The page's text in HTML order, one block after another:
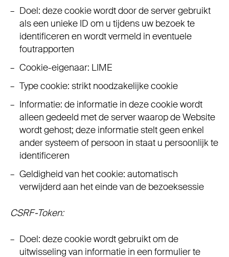
Doel: deze cookie wordt door de server gebruikt
als een unieke ID om u tijdens uw bezoek te
identificeren en wordt vermeld in eventuele
foutrapporten
Cookie-eigenaar: LIME
Type cookie: strikt noodzakelijke cookie
Informatie: de informatie in deze cookie wordt
alleen gedeeld met de server waarop de Website
wordt gehost; deze informatie stelt geen enkel
ander systeem of persoon in staat u persoonlijk te
identificeren
Geldigheid van het cookie: automatisch
verwijderd aan het einde van de bezoeksessie
CSRF-Token:
Doel: deze cookie wordt gebruikt om de
uitwisseling van informatie in een formulier te